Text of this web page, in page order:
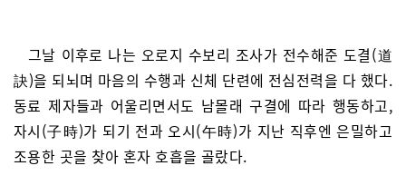
그날 이후로 나는 오로지 수보리 조사가 전수해준 도결(道
訣)을 되뇌며 마음의 수행과 신체 단련에 전심전력을 다 했다.
동료 제자들과 어울리면서도 남몰래 구결에 따라 행동하고,
자시(子時)가 되기 전과 오시(午時)가 지난 직후엔 은밀하고
조용한 곳을 찾아 혼자 호흡을 골랐다.